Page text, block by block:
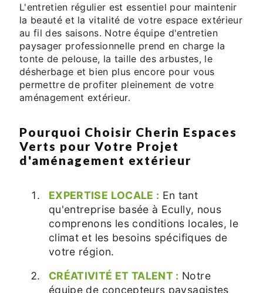
L'entretien régulier est essentiel pour maintenir
la beauté et la vitalité de votre espace extérieur
au fil des saisons. Notre équipe d'entretien
paysager professionnelle prend en charge la
tonte de pelouse, la taille des arbustes, le
désherbage et bien plus encore pour vous
permettre de profiter pleinement de votre
aménagement extérieur.
Pourquoi Choisir Cherin Espaces
Verts pour Votre Projet
d'aménagement extérieur
EXPERTISE LOCALE : En tant
qu'entreprise basée à Ecully, nous
comprenons les conditions locales, le
climat et les besoins spécifiques de
votre région.
CRÉATIVITÉ ET TALENT : Notre
équipe de concepteurs paysagistes